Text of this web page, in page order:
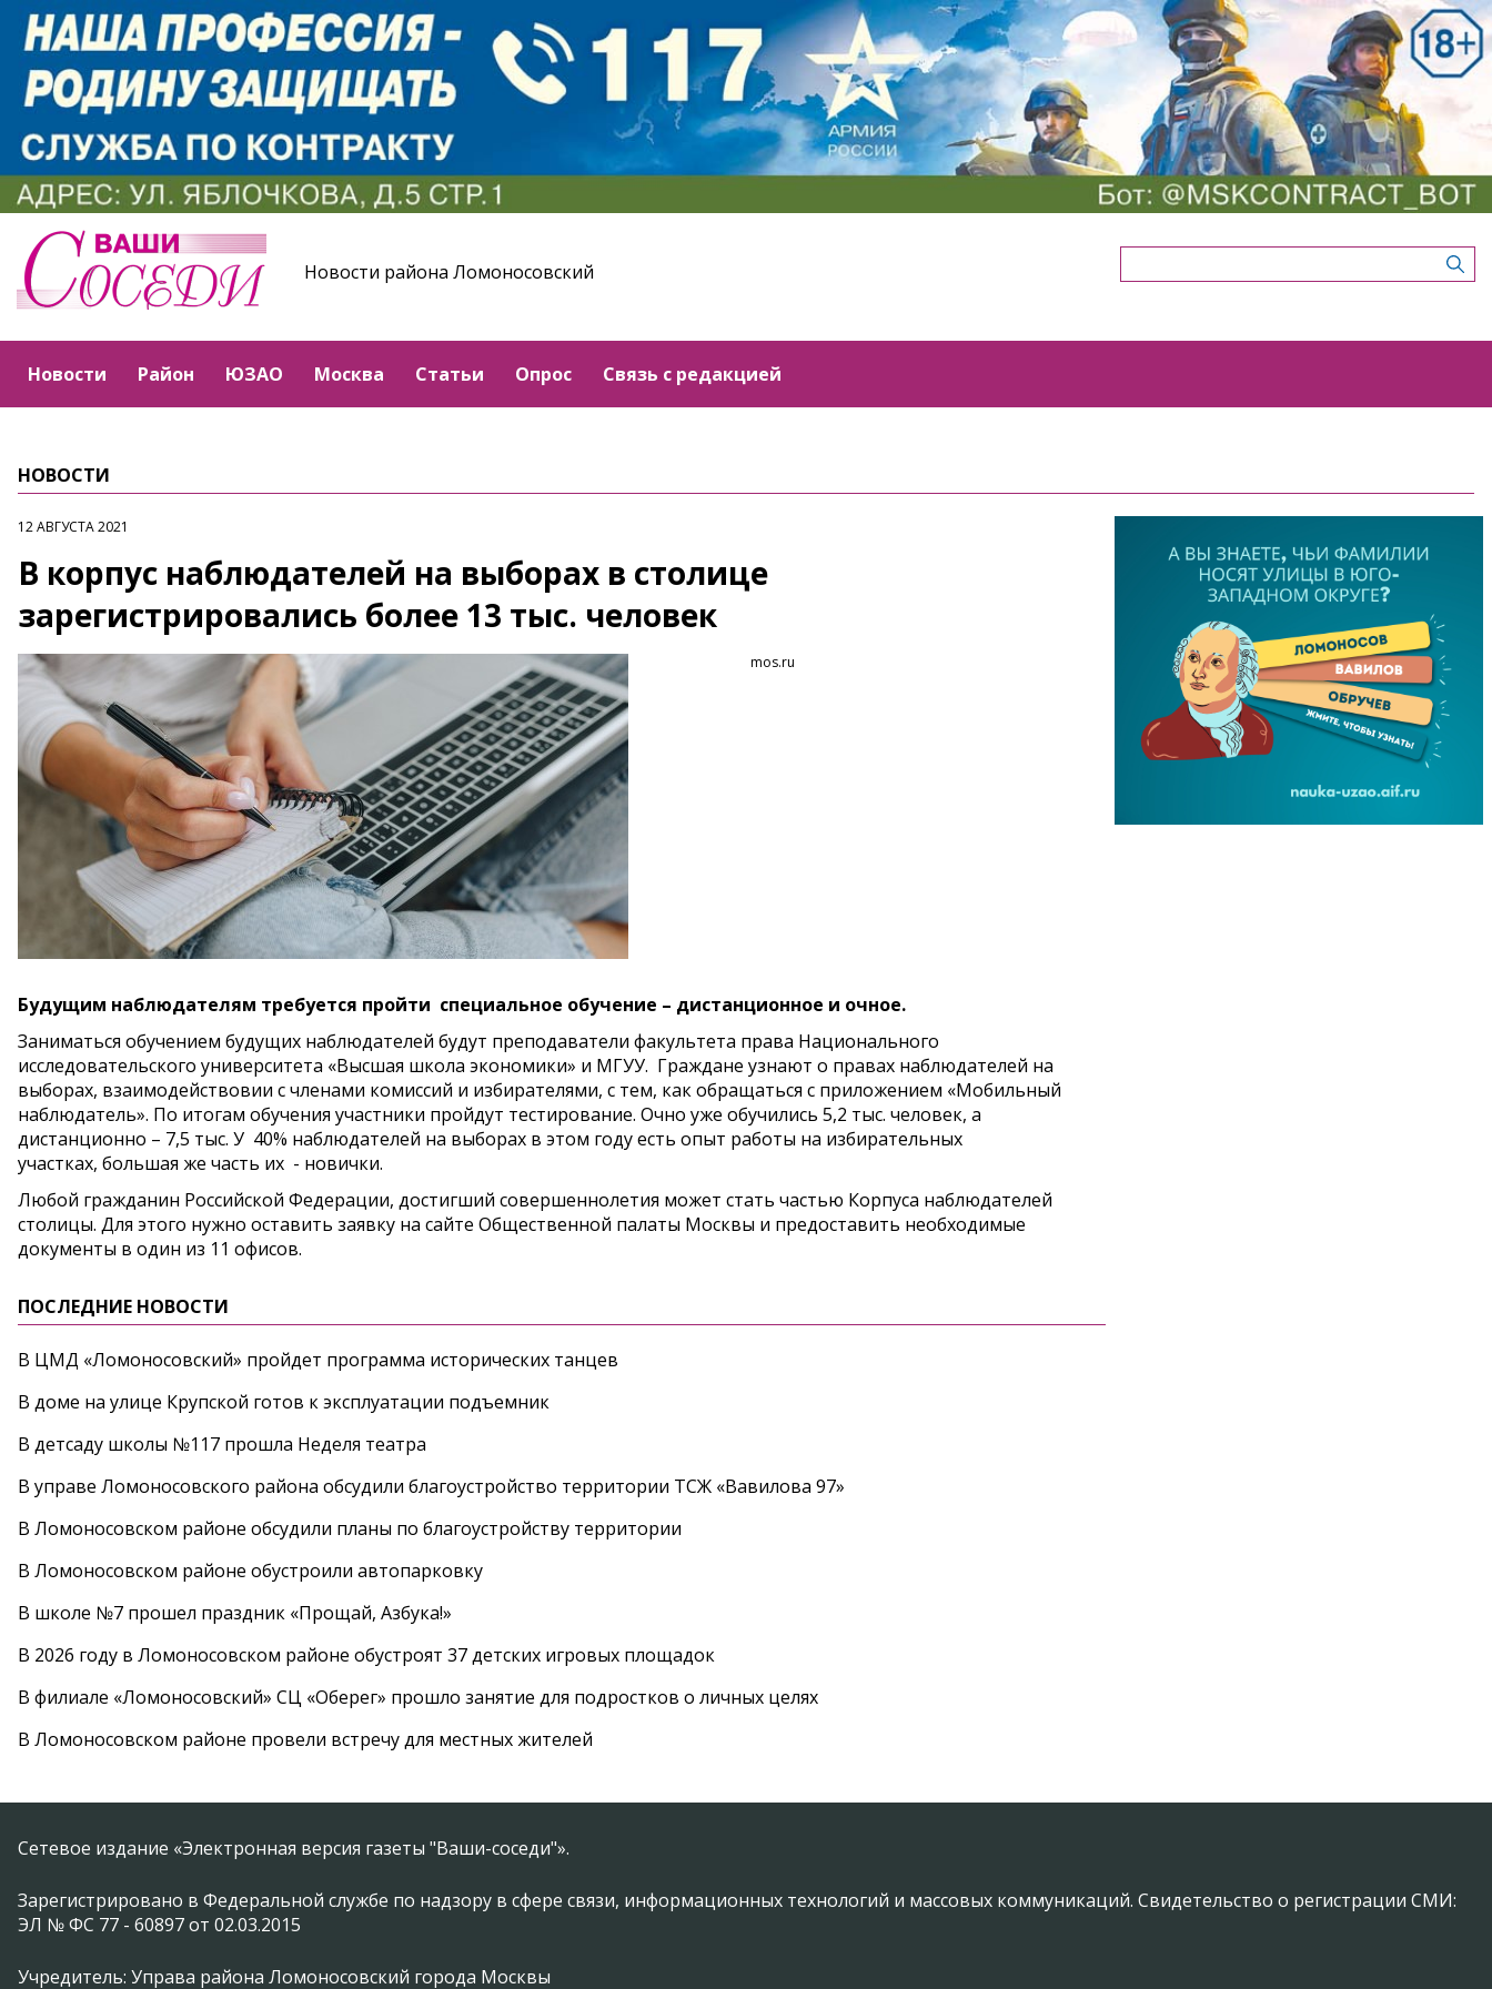
Новости района Ломоносовский
Новости Район ЮЗАО Москва Статьи Опрос Связь с редакцией
НОВОСТИ
12 АВГУСТА 2021
В корпус наблюдателей на выборах в столице
зарегистрировались более 13 тыс. человек
mos.ru
Будущим наблюдателям требуется пройти специальное обучение – дистанционное и очное.
Заниматься обучением будущих наблюдателей будут преподаватели факультета права Национального
исследовательского университета «Высшая школа экономики» и МГУУ. Граждане узнают о правах наблюдателей на
выборах, взаимодействовии с членами комиссий и избирателями, с тем, как обращаться с приложением «Мобильный
наблюдатель». По итогам обучения участники пройдут тестирование. Очно уже обучились 5,2 тыс. человек, а
дистанционно – 7,5 тыс. У 40% наблюдателей на выборах в этом году есть опыт работы на избирательных
участках, большая же часть их - новички.
Любой гражданин Российской Федерации, достигший совершеннолетия может стать частью Корпуса наблюдателей
столицы. Для этого нужно оставить заявку на сайте Общественной палаты Москвы и предоставить необходимые
документы в один из 11 офисов.
ПОСЛЕДНИЕ НОВОСТИ
В ЦМД «Ломоносовский» пройдет программа исторических танцев
В доме на улице Крупской готов к эксплуатации подъемник
В детсаду школы №117 прошла Неделя театра
В управе Ломоносовского района обсудили благоустройство территории ТСЖ «Вавилова 97»
В Ломоносовском районе обсудили планы по благоустройству территории
В Ломоносовском районе обустроили автопарковку
В школе №7 прошел праздник «Прощай, Азбука!»
В 2026 году в Ломоносовском районе обустроят 37 детских игровых площадок
В филиале «Ломоносовский» СЦ «Оберег» прошло занятие для подростков о личных целях
В Ломоносовском районе провели встречу для местных жителей
Сетевое издание «Электронная версия газеты "Ваши-соседи"».
Зарегистрировано в Федеральной службе по надзору в сфере связи, информационных технологий и массовых коммуникаций. Свидетельство о регистрации СМИ:
ЭЛ № ФС 77 - 60897 от 02.03.2015
Учредитель: Управа района Ломоносовский города Москвы